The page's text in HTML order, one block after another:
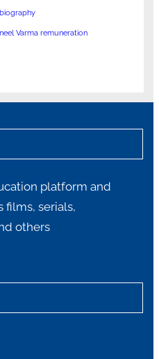
Varma remuneration
platform and
films, serials,
others